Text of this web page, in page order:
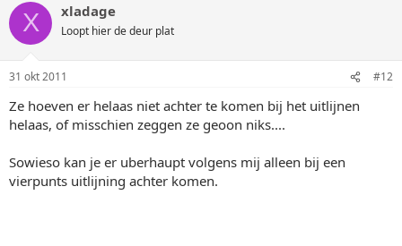
X xladage
Loopt hier de deur plat
31 okt 2011 #12
Ze hoeven er helaas niet achter te komen bij het uitlijnen
helaas, of misschien zeggen ze geoon niks....
Sowieso kan je er uberhaupt volgens mij alleen bij een
vierpunts uitlijning achter komen.